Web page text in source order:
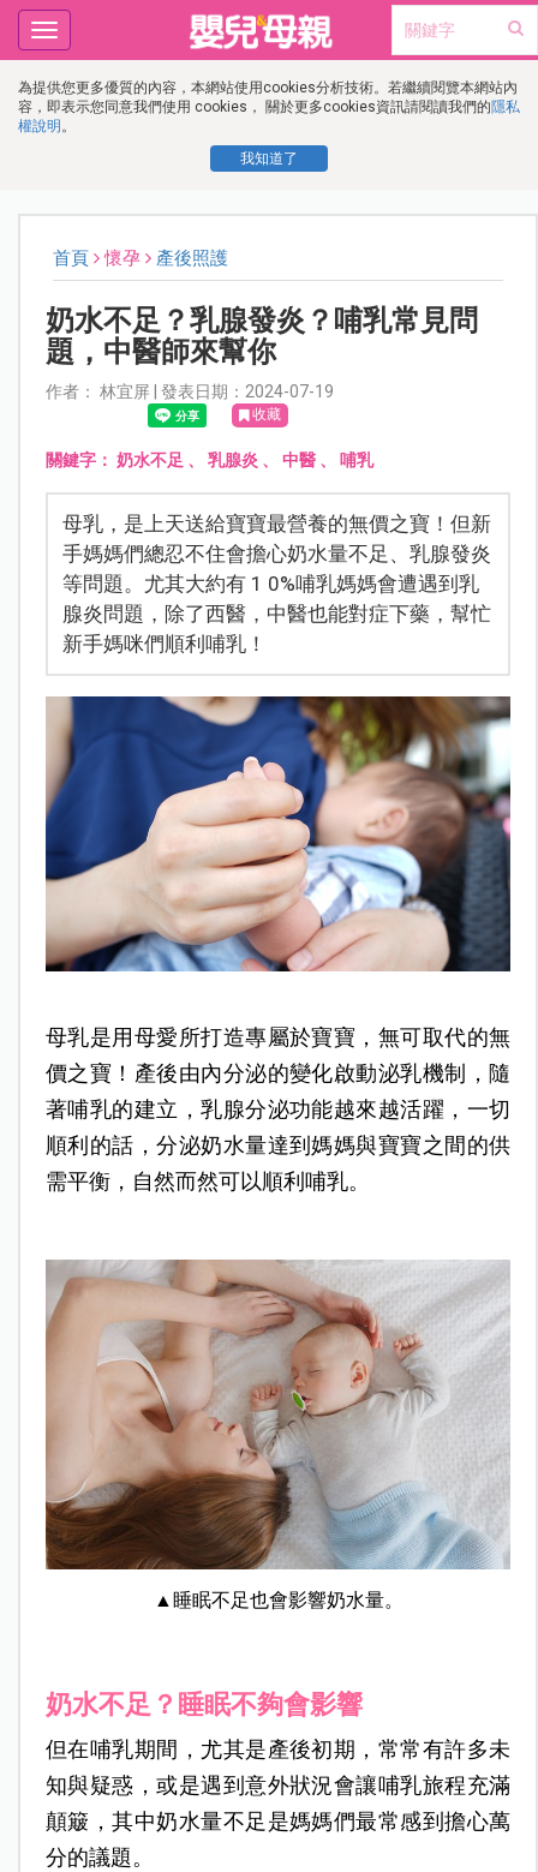
為提供您更多優質的內容，本網站使用cookies分析技術。若繼續閱覽本網站內
容，即表示您同意我們使用 cookies， 關於更多cookies資訊請閱讀我們的隱私
權說明 。
我知道了
Toggle
navigation
首頁 懷孕 產後照護
奶水不足？乳腺發炎？哺乳常見問
題，中醫師來幫你
作者： 林宜屏 | 發表日期：2024-07-19
收藏
關鍵字： 奶水不足 、 乳腺炎 、 中醫、 哺乳
母乳，是上天送給寶寶最營養的無價之寶！但新
手媽媽們總忍不住會擔心奶水量不足、乳腺發炎
等問題。尤其大約有 1 0%哺乳媽媽會遭遇到乳
腺炎問題，除了西醫，中醫也能對症下藥，幫忙
新手媽咪們順利哺乳！
母乳是用母愛所打造專屬於寶寶，無可取代的無
價之寶！產後由內分泌的變化啟動泌乳機制，隨
著哺乳的建立，乳腺分泌功能越來越活躍，一切
順利的話，分泌奶水量達到媽媽與寶寶之間的供
需平衡，自然而然可以順利哺乳。
▲睡眠不足也會影響奶水量。
奶水不足？睡眠不夠會影響
但在哺乳期間，尤其是產後初期，常常有許多未
知與疑惑，或是遇到意外狀況會讓哺乳旅程充滿
顛簸，其中奶水量不足是媽媽們最常感到擔心萬
分的議題。